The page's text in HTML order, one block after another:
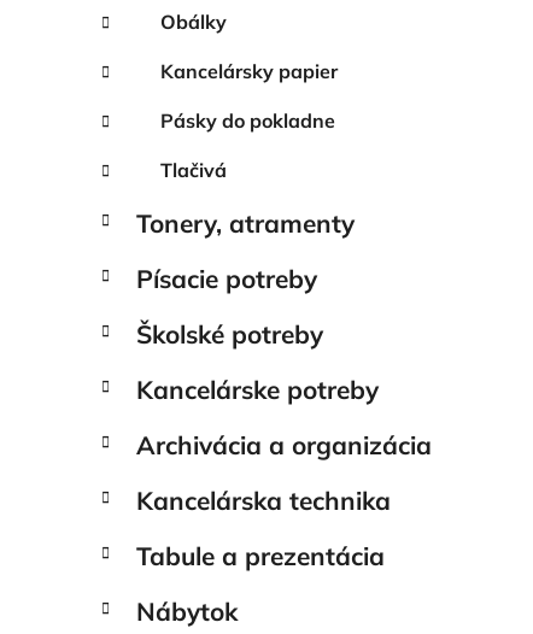
Obálky
Kancelársky papier
Pásky do pokladne
Tlačivá
Tonery, atramenty
Písacie potreby
Školské potreby
Kancelárske potreby
Archivácia a organizácia
Kancelárska technika
Tabule a prezentácia
Nábytok